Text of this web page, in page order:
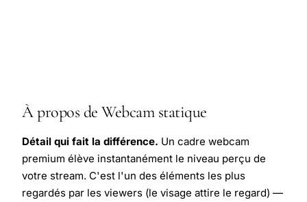
À propos de Webcam statique
Détail qui fait la différence. Un cadre webcam
premium élève instantanément le niveau perçu de
votre stream. C'est l'un des éléments les plus
regardés par les viewers (le visage attire le regard) —